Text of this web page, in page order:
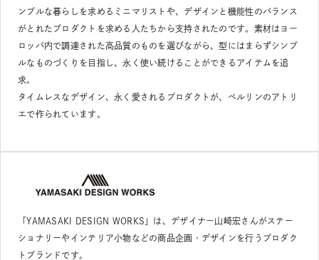
ンプルな暮らしを求めるミニマリストや、デザインと機能性のバランス
がとれたプロダクトを求める人たちから支持されたのです。素材はヨー
ロッパ内で調達された高品質のものを選びながら、型にはまらずシンプ
ルなものづくりを目指し、永く使い続けることができるアイテムを追
求。
タイムレスなデザイン、永く愛されるプロダクトが、ベルリンのアトリ
エで作られています。
「YAMASAKI DESIGN WORKS」は、デザイナー山崎宏さんがステー
ショナリーやインテリア小物などの商品企画・デザインを行うプロダク
トブランドです。